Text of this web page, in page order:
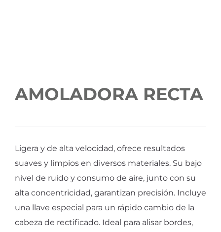
AMOLADORA RECTA
Ligera y de alta velocidad, ofrece resultados
suaves y limpios en diversos materiales. Su bajo
nivel de ruido y consumo de aire, junto con su
alta concentricidad, garantizan precisión. Incluye
una llave especial para un rápido cambio de la
cabeza de rectificado. Ideal para alisar bordes,